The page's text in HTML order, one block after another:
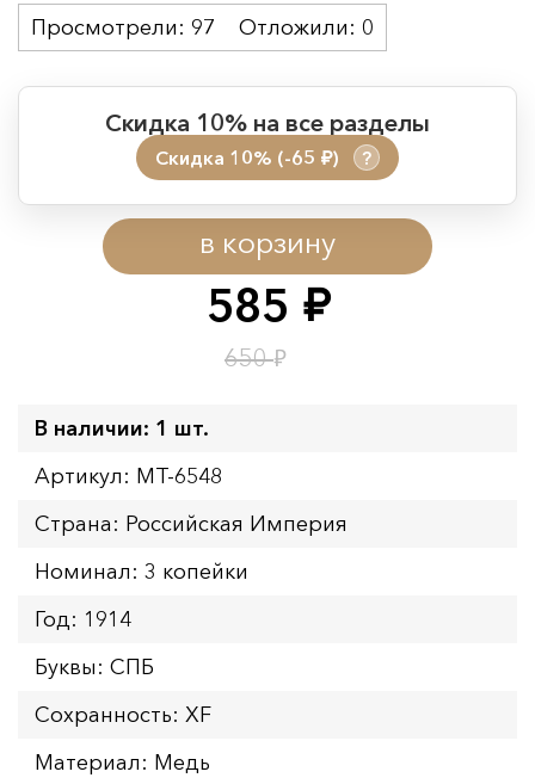
585 руб.
650₽
в корзину
Скидка 10% на все разделы
Скидка 10% (-65 руб.) ?
Период действия акции:
Начало:
08.08.2026 00:01
Окончание:
09.08.2026 23:59
Время до окончания:
Просмотрели: 97 Отложили: 0
В наличии: 1 шт.
Артикул: MT-6548
Страна: Российская Империя
Номинал: 3 копейки
Год: 1914
Буквы: СПБ
Сохранность: XF
Материал: Медь